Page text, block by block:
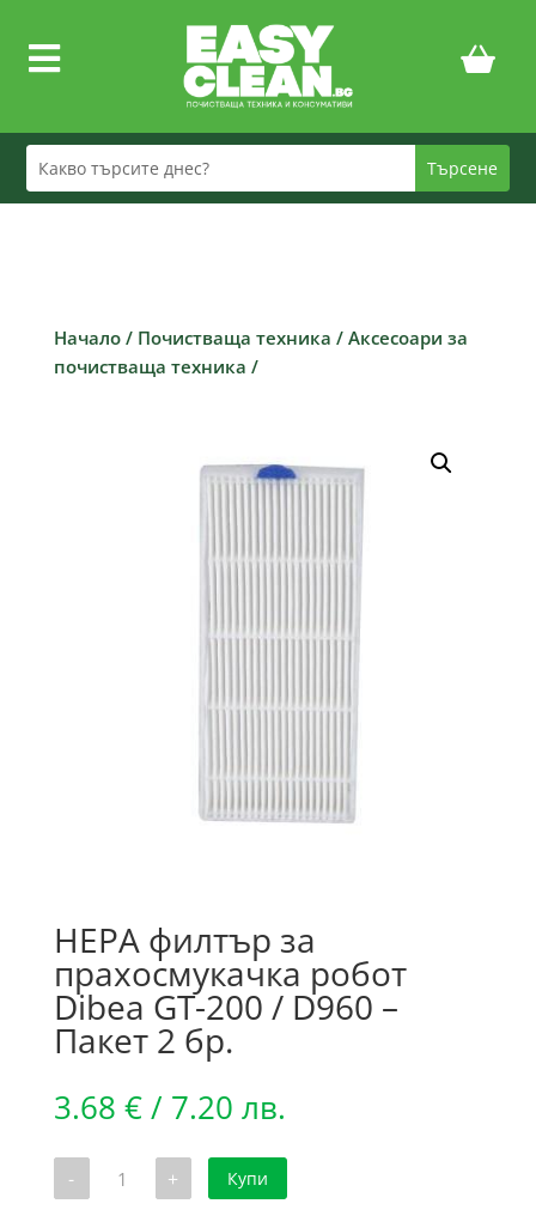

Начало/ Почистваща техника / Аксесоари за
почистваща техника /
HEPA филтър за
прахосмукачка робот
Dibea GT-200 / D960 –
Пакет 2 бр.
3.68 €/ 7.20 лв.
- количество
+ Купи